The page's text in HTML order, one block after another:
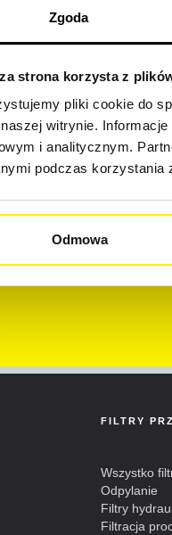
Zgoda
strona korzysta z
pliki cookie do
witrynie.
i analitycznym.
podczas korzystania
Odmowa
Jaki jest
Wyrażam
FILTRY
Wszystko
Odpylanie
Filtry
Filtracja